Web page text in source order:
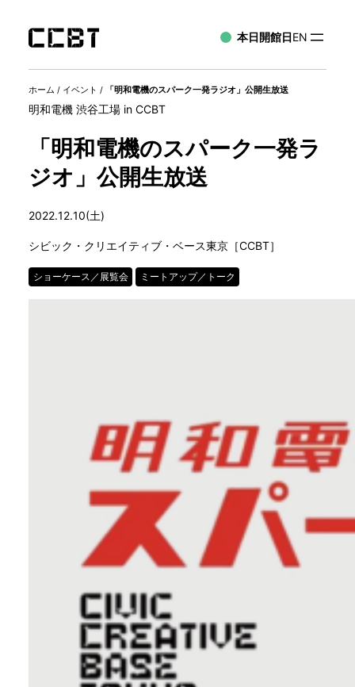
本日開館日EN
ホーム / イベント / 「明和電機のスパーク一発ラジオ」公開生放送
明和電機 渋谷工場 in CCBT
「明和電機のスパーク一発ラ
ジオ」公開生放送
2022.12.10(土)
シビック・クリエイティブ・ベース東京［CCBT］
ショーケース／展覧会 ミートアップ／トーク